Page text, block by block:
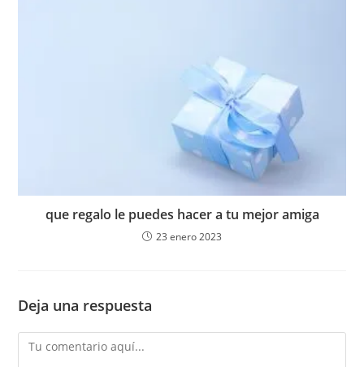
que regalo le puedes hacer a tu mejor amiga
23 enero 2023
Deja una respuesta